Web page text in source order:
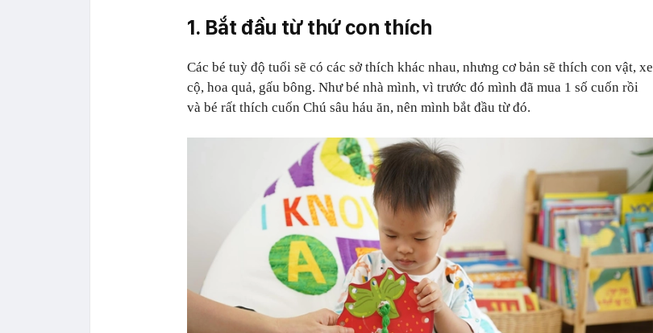
1. Bắt đầu từ thứ con thích
Các bé tuỳ độ tuổi sẽ có các sở thích khác nhau, nhưng cơ bản sẽ thích con vật, xe
cộ, hoa quả, gấu bông. Như bé nhà mình, vì trước đó mình đã mua 1 số cuốn rồi
và bé rất thích cuốn Chú sâu háu ăn, nên mình bắt đầu từ đó.